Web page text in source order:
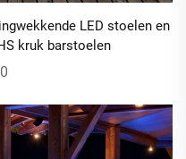
LED stoelen en
kruk barstoelen